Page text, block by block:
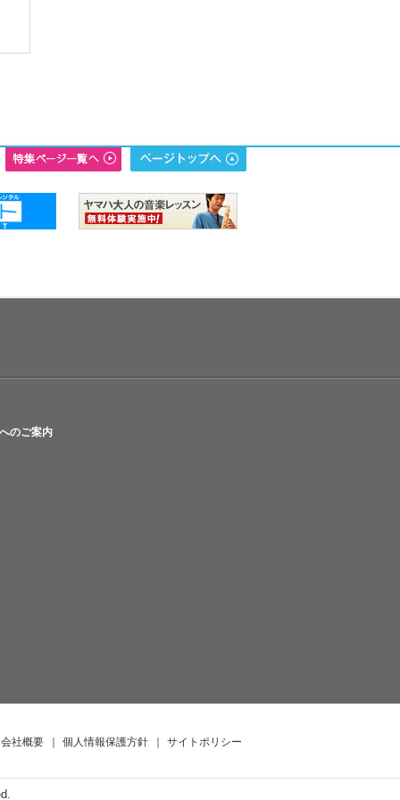
のご案内
会社概要 ｜ 個人情報保護方針 ｜ サイトポリシー